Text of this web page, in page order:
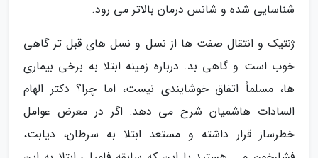
شناسایی شده و شانس درمان بالاتر می رود.
ژنتیک و انتقال صفت ها از نسل و نسل های قبل تر گاهی
خوب است و گاهی بد. درباره زمینه ابتلا به برخی بیماری
ها، مسلماً اتفاق خوشایندی نیست، اما چرا؟ دکتر الهام
السادات هاشمیان شرح می دهد: اگر در معرض عوامل
خطرساز قرار داشته و مستعد ابتلا به سرطان، دیابت،